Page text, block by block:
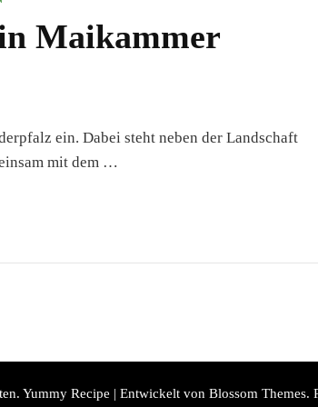
Maikammer
ein. Dabei steht neben der Landschaft
mit dem …
Yummy Recipe | Entwickelt von Blossom Themes.